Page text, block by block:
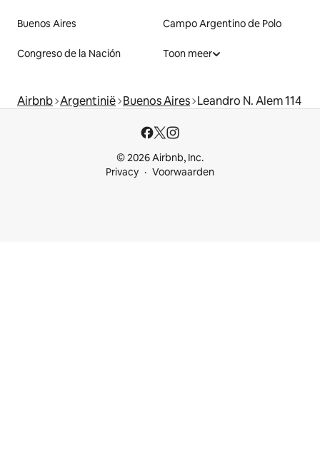
Buenos Aires Campo Argentino de Polo
Congreso de la Nación Toon meer
Airbnb Argentinië Buenos Aires Leandro N. Alem 114
© 2026 Airbnb, Inc.
Privacy
Voorwaarden